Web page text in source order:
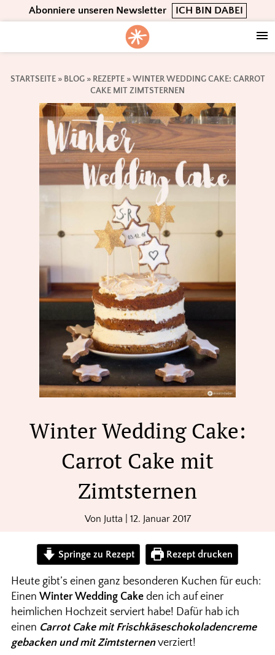
to
navigation
to
content
to
Abonniere unseren Newsletter ICH BIN DABEI
STARTSEITE» BLOG» REZEPTE»WINTER WEDDING CAKE: CARROT
CAKE MIT ZIMTSTERNEN
Winter Wedding Cake:
Carrot Cake mit
Zimtsternen
Von Jutta 12. Januar 2017
Springe zu Rezept Rezept drucken
Heute gibt’s einen ganz besonderen Kuchen für euch:
Einen Winter Wedding Cakeden ich auf einer
heimlichen Hochzeit serviert habe! Dafür hab ich
einen Carrot Cake mit Frischkäseschokoladencreme
gebacken und mit Zimtsternenverziert!